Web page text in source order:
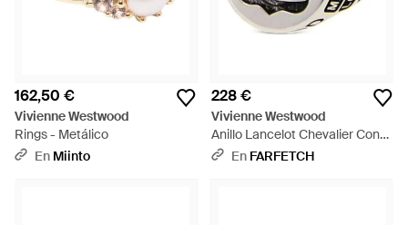
162,50 €
Vivienne Westwood
Rings - Metálico
En Miinto
228 €
Vivienne Westwood
Anillo Lancelot Chevalier Con
Orbe - Negro
En FARFETCH